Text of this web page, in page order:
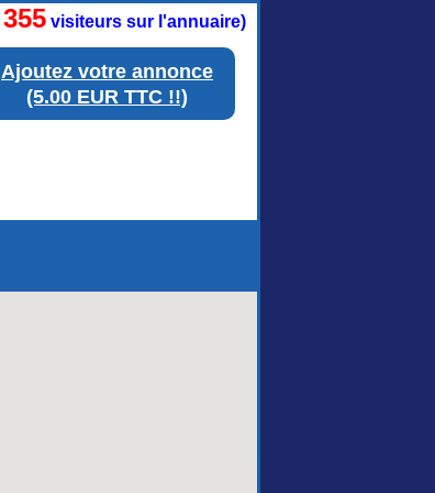
Ajoutez votre annonce
(5.00 EUR TTC !!)
355 visiteurs sur l'annuaire)